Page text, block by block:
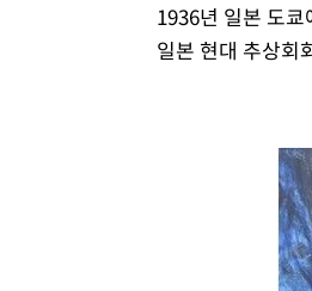
1936년 일본 도
일본 현대 추상회